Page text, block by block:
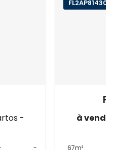
-
-
FL2AP81430
à venda
67m²